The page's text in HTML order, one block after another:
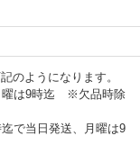
ようになります。
は9時迄 ※欠品時除
で当日発送、月曜は9